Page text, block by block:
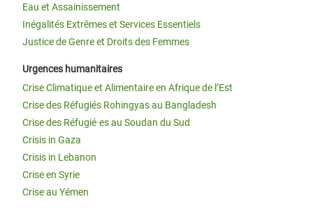
Eau et Assainissement
Inégalités Extrêmes et Services Essentiels
Justice de Genre et Droits des Femmes
Urgences humanitaires
Crise Climatique et Alimentaire en Afrique de l’Est
Crise des Réfugiés Rohingyas au Bangladesh
Crise des Réfugié·es au Soudan du Sud
Crisis in Gaza
Crisis in Lebanon
Crise en Syrie
Crise au Yémen